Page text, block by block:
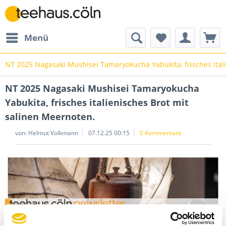
Menü
NT 2025 Nagasaki Mushisei Tamaryokucha Yabukita, frisches
NT 2025 Nagasaki Mushisei Tamaryokucha
Yabukita, frisches italienisches Brot mit
salinen Meernoten.
von: Helmut Volkmann 07.12.25 00:15 0 Kommentare